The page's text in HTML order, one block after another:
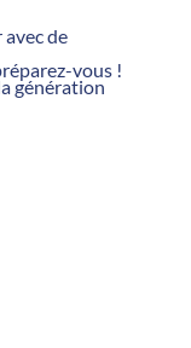
de
vous !
génération